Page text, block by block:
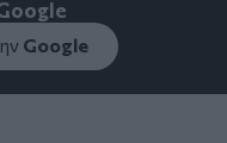
Google